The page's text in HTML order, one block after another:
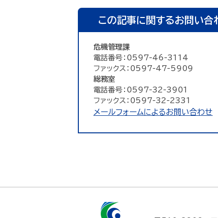
この記事に関するお問い合
危機管理課
電話番号：0597-46-3114
ファックス：0597-47-5909
総務室
電話番号：0597-32-3901
ファックス：0597-32-2331
メールフォームによるお問い合わせ